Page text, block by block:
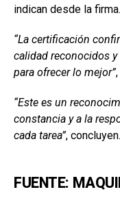
indican desde la firma.
“La certificación
calidad reconocidos
para ofrecer lo mejor”
“Este es un
constancia y a la
cada tarea”, concluyen.
FUENTE: